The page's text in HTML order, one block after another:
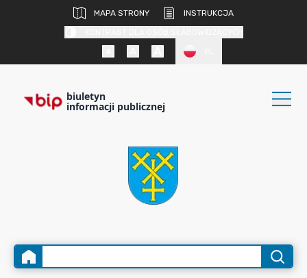
MAPA STRONY
INSTRUKCJA
biuletyn
informacji publicznej